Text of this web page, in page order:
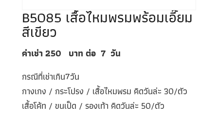
B5085 เสื้อไหมพรมพร้อมเอี๊ยม
สีเขียว
ค่าเช่า 250 บาท ต่อ 7 วัน
กรณีที่เช่าเกิน7วัน
กางเกง / กระโปรง / เสื้อไหมพรม คิดวันล่ะ 30/ตัว
เสื้อโค้ท / ขนเป็ด / รองเท้า คิดวันล่ะ 50/ตัว